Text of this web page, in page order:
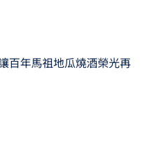
百年馬祖地瓜燒酒榮光再